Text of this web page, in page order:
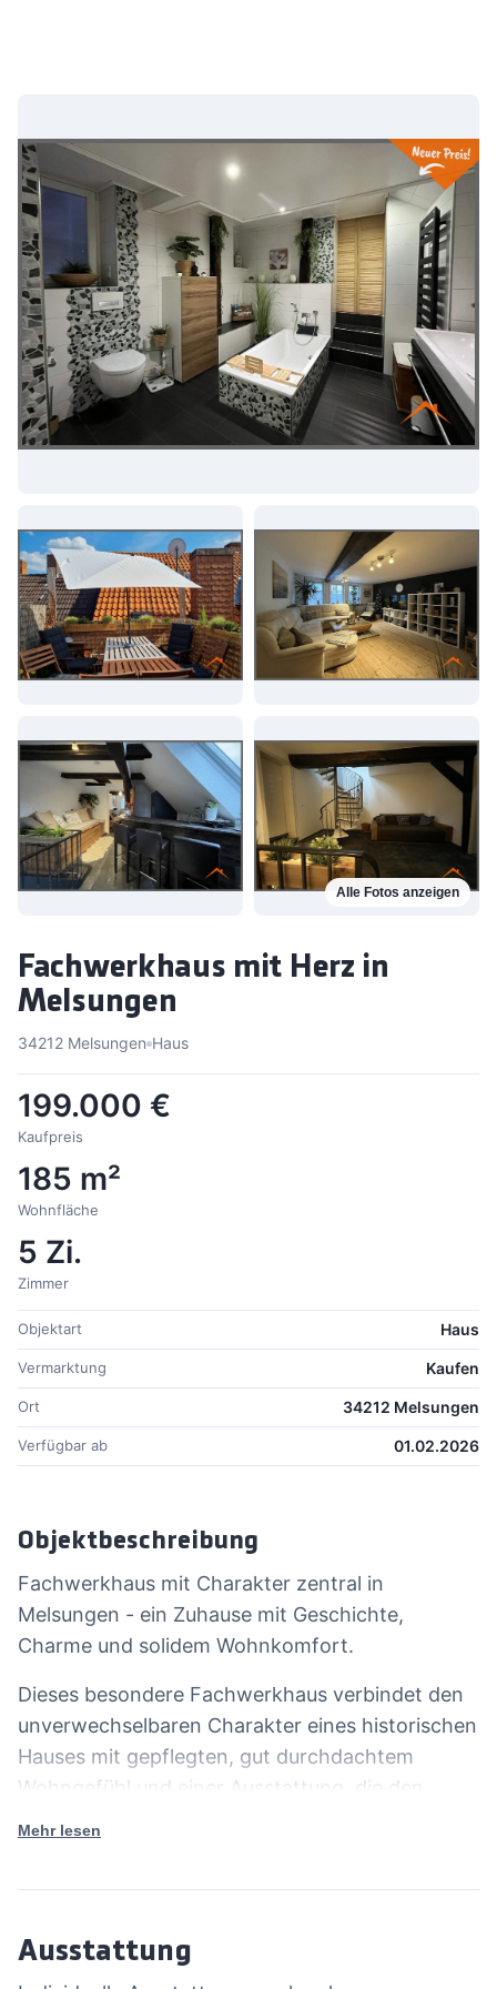
Alle Fotos anzeigen
Fachwerkhaus mit Herz in
Melsungen
34212 Melsungen Haus
199.000 €
Kaufpreis
185 m²
Wohnfläche
5 Zi.
Zimmer
Objektart Haus
Vermarktung Kaufen
Ort 34212 Melsungen
Verfügbar ab 01.02.2026
Objektbeschreibung
Fachwerkhaus mit Charakter zentral in
Melsungen - ein Zuhause mit Geschichte,
Charme und solidem Wohnkomfort.
Dieses besondere Fachwerkhaus verbindet den
unverwechselbaren Charakter eines historischen
Hauses mit gepflegten, gut durchdachtem
Wohngefühl und einer Ausstattung, die den
zudem wurde das Bad, die Heizungsanlage sowie
Mehr lesen
Ausstattung